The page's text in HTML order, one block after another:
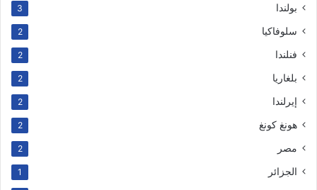
بولندا 3
سلوفاكيا 2
فنلندا 2
بلغاريا 2
إيرلندا 2
هونغ كونغ 2
مصر 2
الجزائر 1